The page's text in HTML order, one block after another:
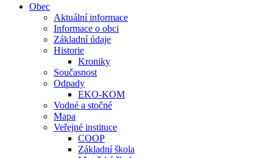
Obec
Aktuální informace
Informace o obci
Základní údaje
Historie
Kroniky
Současnost
Odpady
EKO-KOM
Vodné a stočné
Mapa
Veřejné instituce
COOP
Základní škola